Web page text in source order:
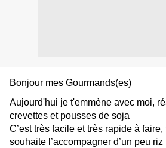
Bonjour mes Gourmands(es)
Aujourd'hui je t'emmène avec moi,
crevettes et pousses de soja
C’est très facile et très rapide à
souhaite l’accompagner d’un peu